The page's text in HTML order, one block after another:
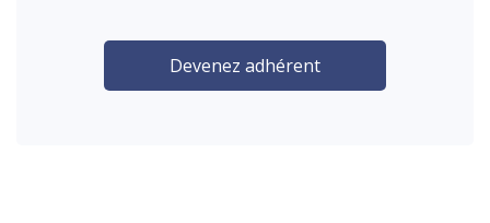
Devenez adhérent